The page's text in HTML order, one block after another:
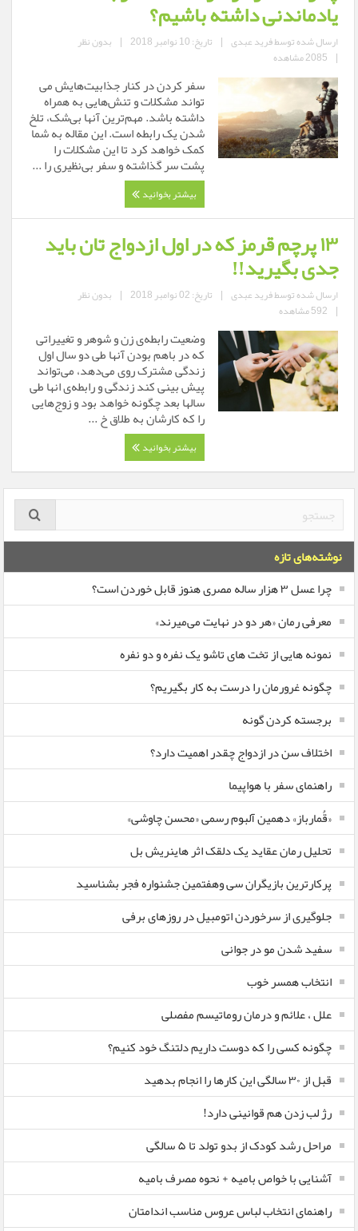
یادماندنی داشته باشیم؟
ارسال شده توسطفرید عبدی | تاریخ: 10 نوامبر 2018 | بدون نظر
| 2085 مشاهده
سفر کردن در کنار جذابیت‌هایش می
تواند مشکلات و تنش‌هایی به همراه
داشته باشد. مهم‌ترین آنها بی‌شک، تلخ
شدن یک رابطه است. این مقاله به شما
کمک خواهد کرد تا این مشکلات را
پشت سر گذاشته و سفر بی‌نظیری را ...
بیشتر بخوانید
۱۳ پرچم قرمز که در اول ازدواج تان باید
جدی بگیرید!!
ارسال شده توسطفرید عبدی | تاریخ: 02 نوامبر 2018 | بدون نظر
| 592 مشاهده
وضعیت رابطه‌ی زن و شوهر و تغییراتی
که در باهم بودن‌ آنها طی دو سال اول
زندگی مشترک روی می‌دهد، می‌تواند
پیش بینی کند زندگی و رابطه‌ی انها طی
سالها بعد چگونه خواهد بود و زوج‌هایی
را که کارشان به طلاق خ ...
بیشتر بخوانید
نوشته‌های تازه
چرا عسل ۳ هزار ساله‌ مصری هنوز قابل خوردن است؟
معرفی رمان «هر دو در نهایت می‌میرند»
نمونه هایی از تخت های تاشو یک نفره و دو نفره
چگونه غرورمان را درست به کار بگیریم؟
برجسته کردن گونه
اختلاف سن در ازدواج چقدر اهمیت دارد؟
راهنمای سفر با هواپیما
«قُمارباز» دهمین آلبوم رسمی «محسن چاوشی»
تحلیل رمان عقاید یک دلقک اثر هاینریش بل
پرکارترین بازیگران سی وهفتمین جشنواره فجر بشناسید
جلوگیری از سرخوردن اتومبیل در روزهای برفی
سفید شدن مو در جوانی
انتخاب همسر خوب
علل ، علائم و درمان روماتیسم مفصلی
چگونه کسی را که دوست داریم دلتنگ خود کنیم؟
قبل از ۳۰ سالگی این کارها را انجام بدهید
رژ لب زدن هم قوانینی دارد!
مراحل رشد کودک از بدو تولد تا ۵ سالگی
آشنایی با خواص بامیه + نحوه مصرف بامیه
راهنمای انتخاب لباس عروس مناسب اندامتان